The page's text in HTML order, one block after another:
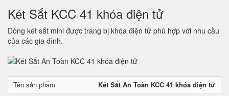
Két Sắt KCC 41 khóa điện tử
Dòng két sắt mini được trang bị khóa điện tử phù hợp với nhu cầu
của các gia đình.
Tên sản phẩm
Két Sắt An Toàn KCC 41 khóa điện tử